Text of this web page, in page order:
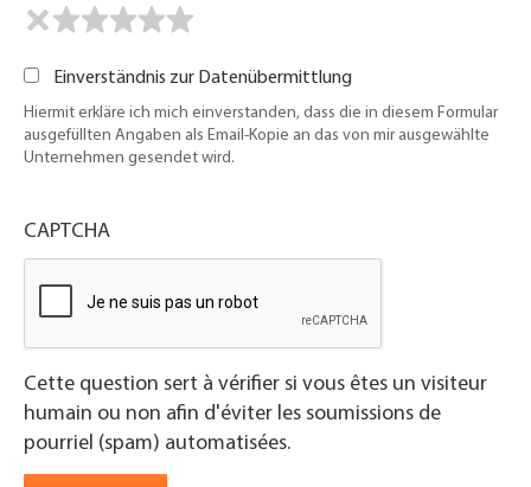
Einverständnis zur Datenübermittlung
Hiermit erkläre ich mich einverstanden, dass die in diesem Formular
ausgefüllten Angaben als Email-Kopie an das von mir ausgewählte
Unternehmen gesendet wird.
CAPTCHA
Cette question sert à vérifier si vous êtes un visiteur
humain ou non afin d'éviter les soumissions de
pourriel (spam) automatisées.